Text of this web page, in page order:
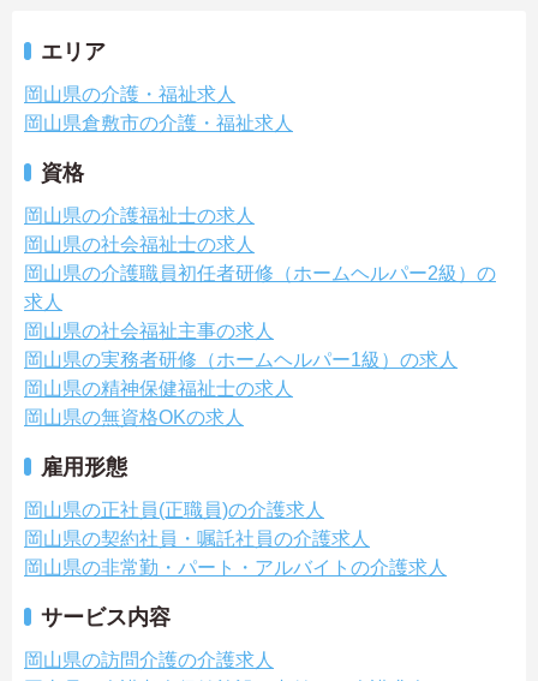
エリア
岡山県の介護・福祉求人
岡山県倉敷市の介護・福祉求人
資格
岡山県の介護福祉士の求人
岡山県の社会福祉士の求人
岡山県の介護職員初任者研修（ホームヘルパー2級）の
求人
岡山県の社会福祉主事の求人
岡山県の実務者研修（ホームヘルパー1級）の求人
岡山県の精神保健福祉士の求人
岡山県の無資格OKの求人
雇用形態
岡山県の正社員(正職員)の介護求人
岡山県の契約社員・嘱託社員の介護求人
岡山県の非常勤・パート・アルバイトの介護求人
サービス内容
岡山県の訪問介護の介護求人